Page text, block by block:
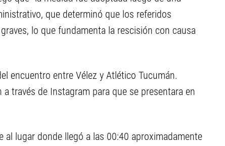
que determinó que los referidos
lo que fundamenta la rescisión con causa
encuentro entre Vélez y Atlético Tucumán.
través de Instagram para que se presentara en
lugar donde llegó a las 00:40 aproximadamente